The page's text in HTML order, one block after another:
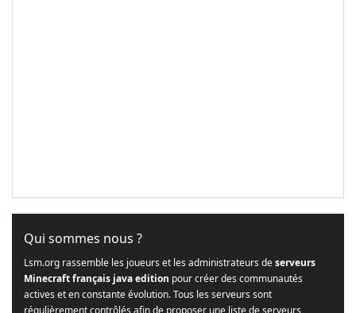
Qui sommes nous ?
Lsm.org rassemble les joueurs et les administrateurs deserveurs
Minecraft français java edition pour créer des communautés
actives et en constante évolution. Tous les serveurs sont
régulièrement contrôlés afin de proposer une liste de serveurs